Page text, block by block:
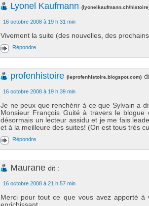
Lyonel Kaufmann (lyonelkaufmann.ch/histoire
16 octobre 2008 à 19 h 31 min
Vivement la suite (des nouvelles, des
Répondre
profenhistoire (leprofenhistoire.blogspot.com)
16 octobre 2008 à 19 h 39 min
Je ne peux que renchérir à ce que Sylvain a
Monsieur François Guité à travers le
désormais un lecteur assidu et je me fais
et à la meilleure des suites! (On est tous très
Répondre
Maurane dit :
16 octobre 2008 à 21 h 57 min
Merci pour tout ce que vous avez apporté